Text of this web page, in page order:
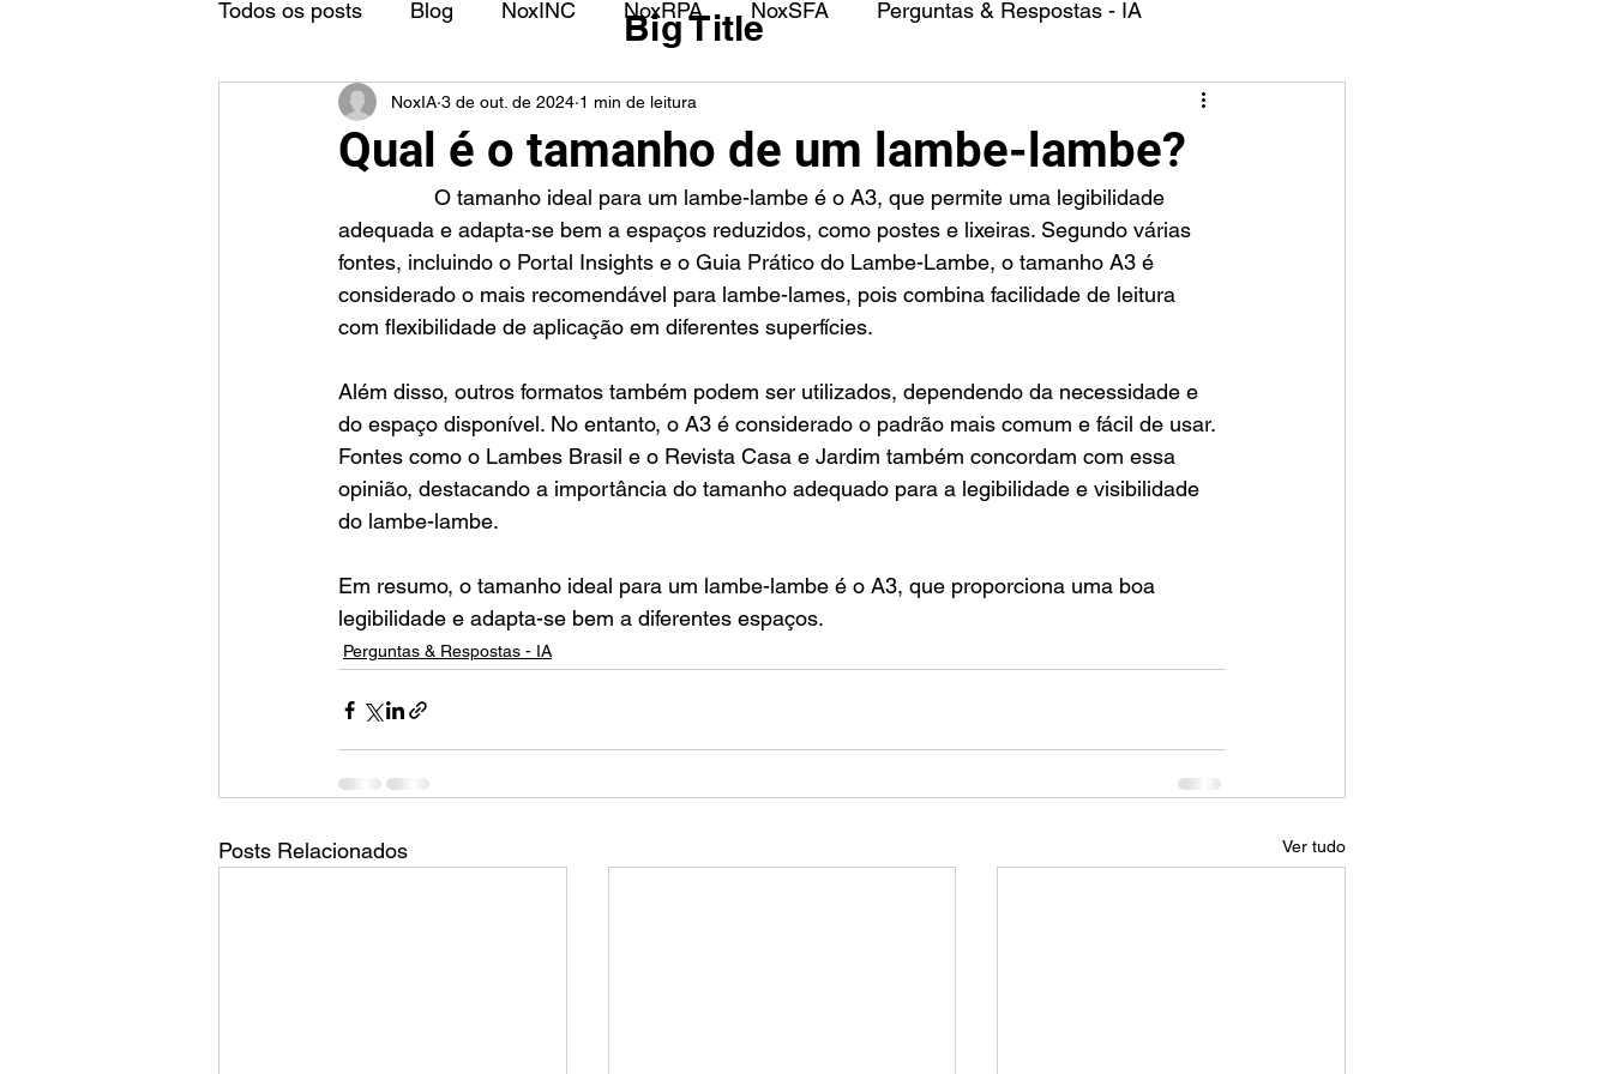
Todos os posts Blog NoxINC NoxRPA NoxSFA Perguntas & Respostas - IA
Qual é o tamanho de um lambe-lambe?
NoxIA 3 de out. de 2024 1 min de leitura
adequada e adapta-se bem a espaços reduzidos, como postes e lixeiras. Segundo várias
fontes, incluindo o Portal Insights e o Guia Prático do Lambe-Lambe, o tamanho A3 é
considerado o mais recomendável para lambe-lames, pois combina facilidade de leitura
com flexibilidade de aplicação em diferentes superfícies.
Além disso, outros formatos também podem ser utilizados, dependendo da necessidade e
do espaço disponível. No entanto, o A3 é considerado o padrão mais comum e fácil de usar.
Fontes como o Lambes Brasil e o Revista Casa e Jardim também concordam com essa
opinião, destacando a importância do tamanho adequado para a legibilidade e visibilidade
do lambe-lambe.
Em resumo, o tamanho ideal para um lambe-lambe é o A3, que proporciona uma boa
legibilidade e adapta-se bem a diferentes espaços.
Perguntas & Respostas - IA
Posts Relacionados Ver tudo
Big Title